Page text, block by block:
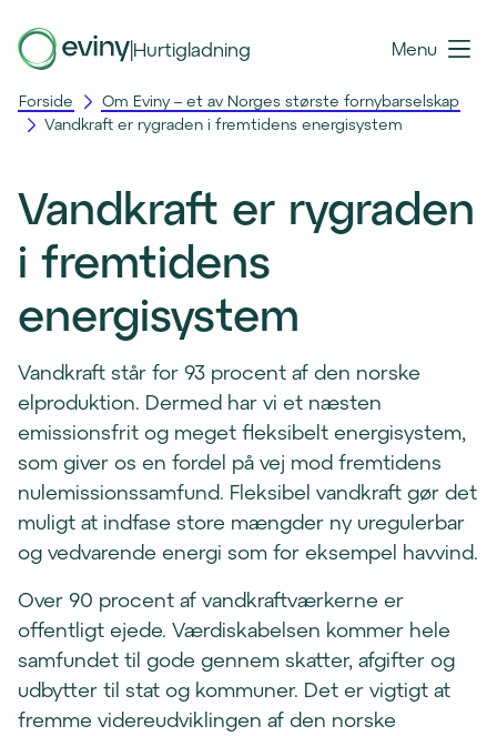
|Hurtigladning Menu
Forside
Om Eviny – et av Norges største fornybarselskap
Vandkraft er rygraden i fremtidens energisystem
Vandkraft er rygraden
i fremtidens
energisystem
Vandkraft står for 93 procent af den norske
elproduktion. Dermed har vi et næsten
emissionsfrit og meget fleksibelt energisystem,
som giver os en fordel på vej mod fremtidens
nulemissionssamfund. Fleksibel vandkraft gør det
muligt at indfase store mængder ny uregulerbar
og vedvarende energi som for eksempel havvind.
Over 90 procent af vandkraftværkerne er
offentligt ejede. Værdiskabelsen kommer hele
samfundet til gode gennem skatter, afgifter og
udbytter til stat og kommuner. Det er vigtigt at
fremme videreudviklingen af den norske